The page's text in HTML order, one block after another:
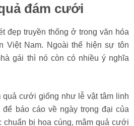
đám cưới
đẹp truyền thống ở trong văn hóa
Việt Nam. Ngoài thể hiện sự tôn
gái thì nó còn có nhiều ý nghĩa
quả cưới giống như lễ vật tâm linh
báo cáo về ngày trọng đại của
chuẩn bị hoa cúng, mâm quả cưới